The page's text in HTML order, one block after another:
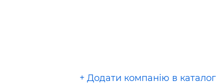
+ Додати компанію в каталог